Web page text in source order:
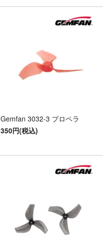
Gemfan 3032-3 プロペラ
350円(税込)